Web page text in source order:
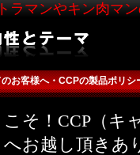
ラマンやキン肉マ
お客様へ・CCPの製品ポリシ
こそ！CCP（キ
へお越し頂きあ